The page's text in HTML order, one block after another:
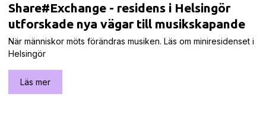
Share#Exchange - residens i Helsingör
utforskade nya vägar till musikskapande
När människor möts förändras musiken. Läs om miniresidenset i
Helsingör
Läs mer